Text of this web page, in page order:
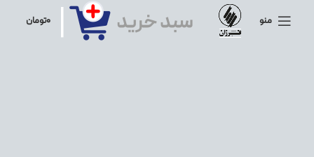
منو ۰تومان